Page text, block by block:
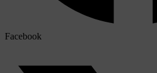
Facebook